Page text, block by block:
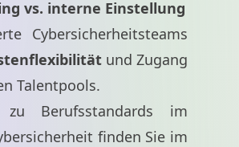
vs. interne Einstellung
Cybersicherheitsteams
und Zugang
Talentpools.
zu Berufsstandards im
finden Sie im